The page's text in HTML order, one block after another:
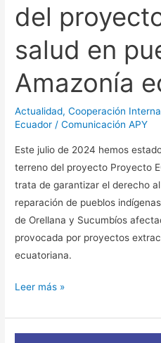
del
salud en
Amazonía
Actualidad,Cooperación
Ecuador /Comunicación APY
Este julio de 2024 hemos
terreno del proyecto Proyecto
trata de garantizar el derecho
reparación de pueblos
de Orellana y Sucumbíos
provocada por proyectos
ecuatoriana.
Leer más »